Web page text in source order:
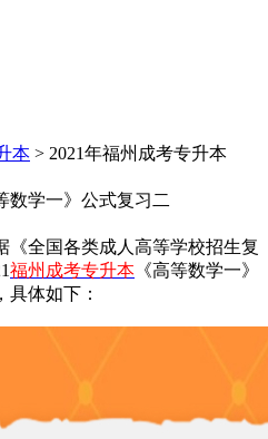
本 > 2021年福州成考专升本
数学一》公式复习二
全国各类成人高等学校招生复
福州成考专升本 《高等数学一》
体如下：